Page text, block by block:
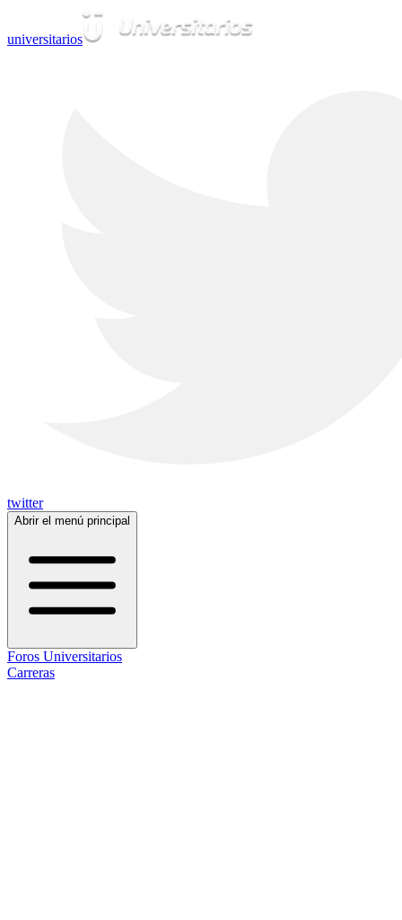
universitarios
twitter
Abrir el menú principal
Foros Universitarios
Carreras